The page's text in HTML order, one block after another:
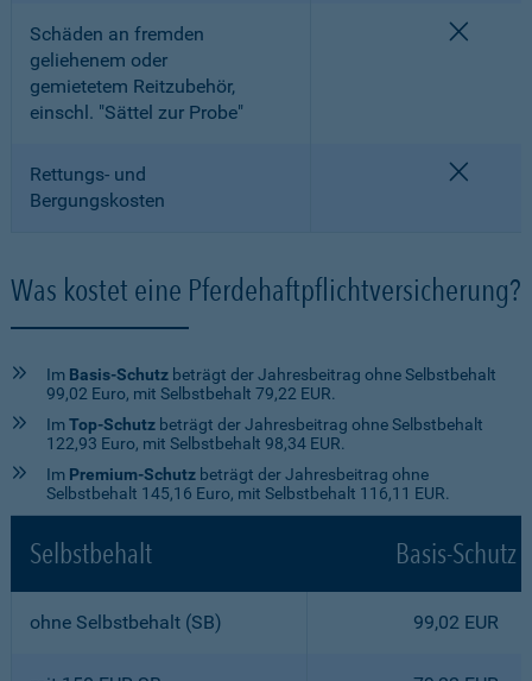
Schäden an fremden
geliehenem oder
gemietetem Reitzubehör,
einschl. "Sättel zur Probe"
Rettungs- und
Bergungskosten
Was kostet eine Pferdehaftpflichtversicherung?
Im Basis-Schutz beträgt der Jahresbeitrag ohne Selbstbehalt
99,02 Euro, mit Selbstbehalt 79,22 EUR.
ImTop-Schutz beträgt der Jahresbeitrag ohne Selbstbehalt
122,93 Euro, mit Selbstbehalt 98,34 EUR.
Im Premium-Schutz beträgt der Jahresbeitrag ohne
Selbstbehalt 145,16 Euro, mit Selbstbehalt 116,11 EUR.
Selbstbehalt Basis-Schutz
ohne Selbstbehalt (SB) 99,02 EUR